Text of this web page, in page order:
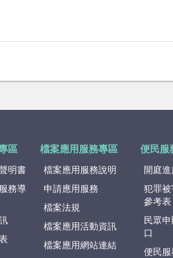
區
明書
務導
檔案應用服務專區
檔案應用服務說明
申請應用服務
檔案法規
檔案應用活動資訊
檔案應用網站連結
便民服
開庭
犯罪
參考表
民眾
口
便民服